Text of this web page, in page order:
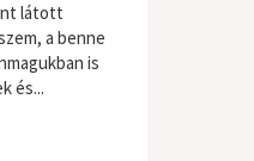
látott
a benne
is
és...